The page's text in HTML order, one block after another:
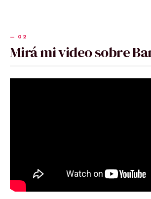
Mirá mi video sobre